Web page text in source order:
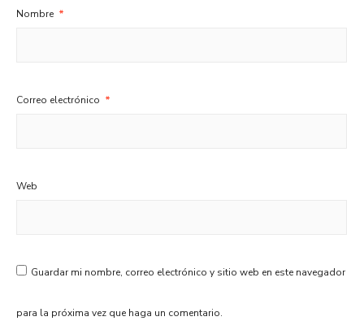
Nombre *
Correo electrónico *
Web
Guardar mi nombre, correo electrónico y sitio web en este navegador
para la próxima vez que haga un comentario.